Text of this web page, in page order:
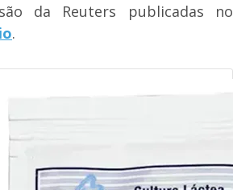
da Reuters publicadas no
.